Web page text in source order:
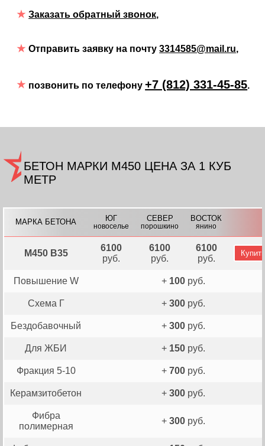
Заказать обратный звонок,
Отправить заявку на почту3314585@mail.ru,
позвонить по телефону+7 (812) 331-45-85.
БЕТОН МАРКИ M450 ЦЕНА ЗА 1 КУБ
МЕТР
МАРКА БЕТОНА ЮГ
новоселье
СЕВЕР
порошкино
ВОСТОК
янино
М450 В35
6100
руб.
6100
руб.
6100
руб.
Купить
Повышение W + 100руб.
Схема Г + 300руб.
Бездобавочный + 300руб.
Для ЖБИ + 150руб.
Фракция 5-10 + 700руб.
Керамзитобетон + 300руб.
Фибра
полимерная
+ 300руб.